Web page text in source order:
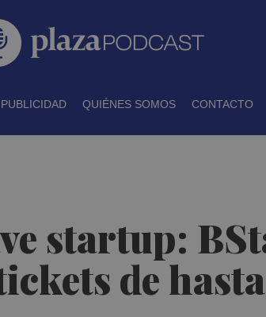
PUBLICIDAD QUIÉNES SOMOS CONTACTO
startup:
de